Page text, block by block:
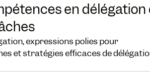
en délégation
expressions polies pour
et stratégies efficaces de